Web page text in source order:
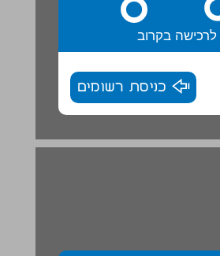
לרכישה בקרוב
כניסת רשומים